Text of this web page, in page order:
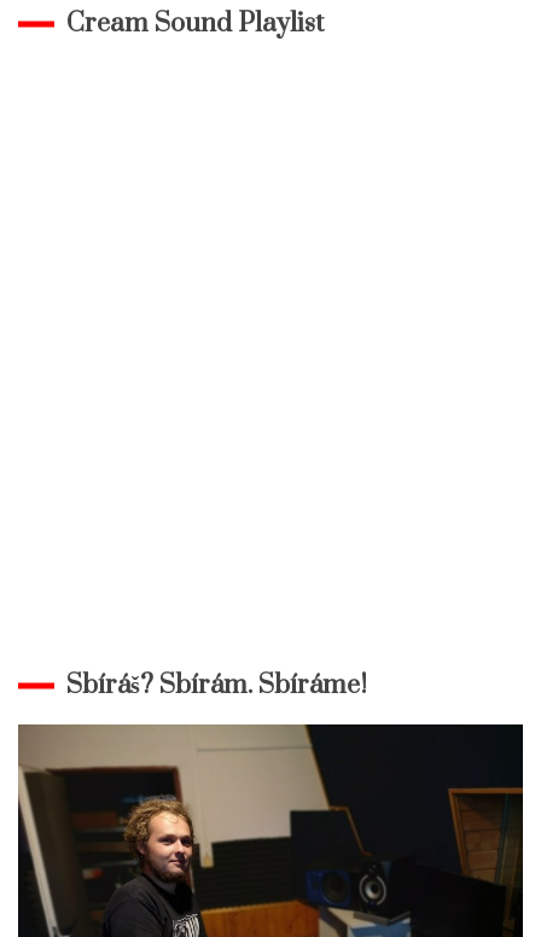
Cream Sound Playlist
Sbíráš? Sbírám. Sbíráme!